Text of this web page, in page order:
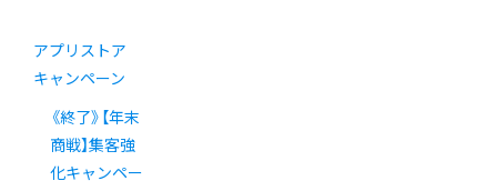
アプリストア
キャンペーン
《終了》【年末
商戦】集客強
化キャンペー